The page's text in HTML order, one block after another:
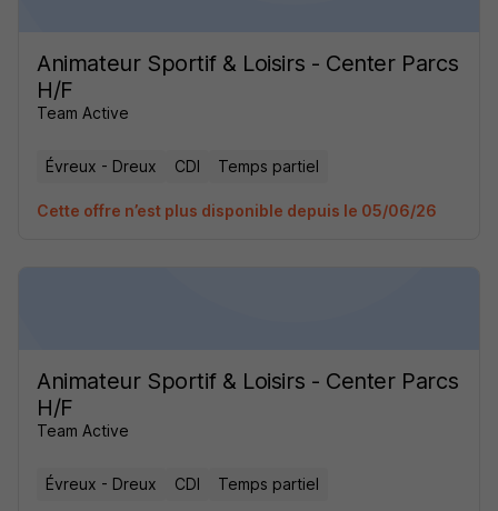
Animateur Sportif & Loisirs - Center Parcs
H/F
Team Active
Évreux - Dreux CDI Temps partiel
Cette offre n’est plus disponible depuis le 05/06/26
Animateur Sportif & Loisirs - Center Parcs
H/F
Team Active
Évreux - Dreux CDI Temps partiel